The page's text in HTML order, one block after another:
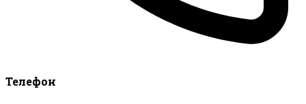
Телефон